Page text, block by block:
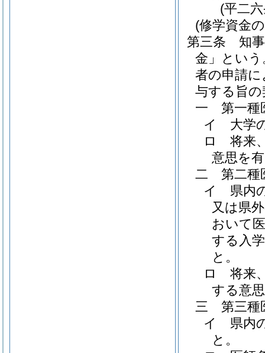
(平二
(修学資金
第三条
知
金」という
者の申請
与する旨
一
第一種
イ
大学
ロ
将来
意思を
二
第二種
イ
県内
又は県
おいて
する入
と。
ロ
将来
する意
三
第三種
イ
県内
と。